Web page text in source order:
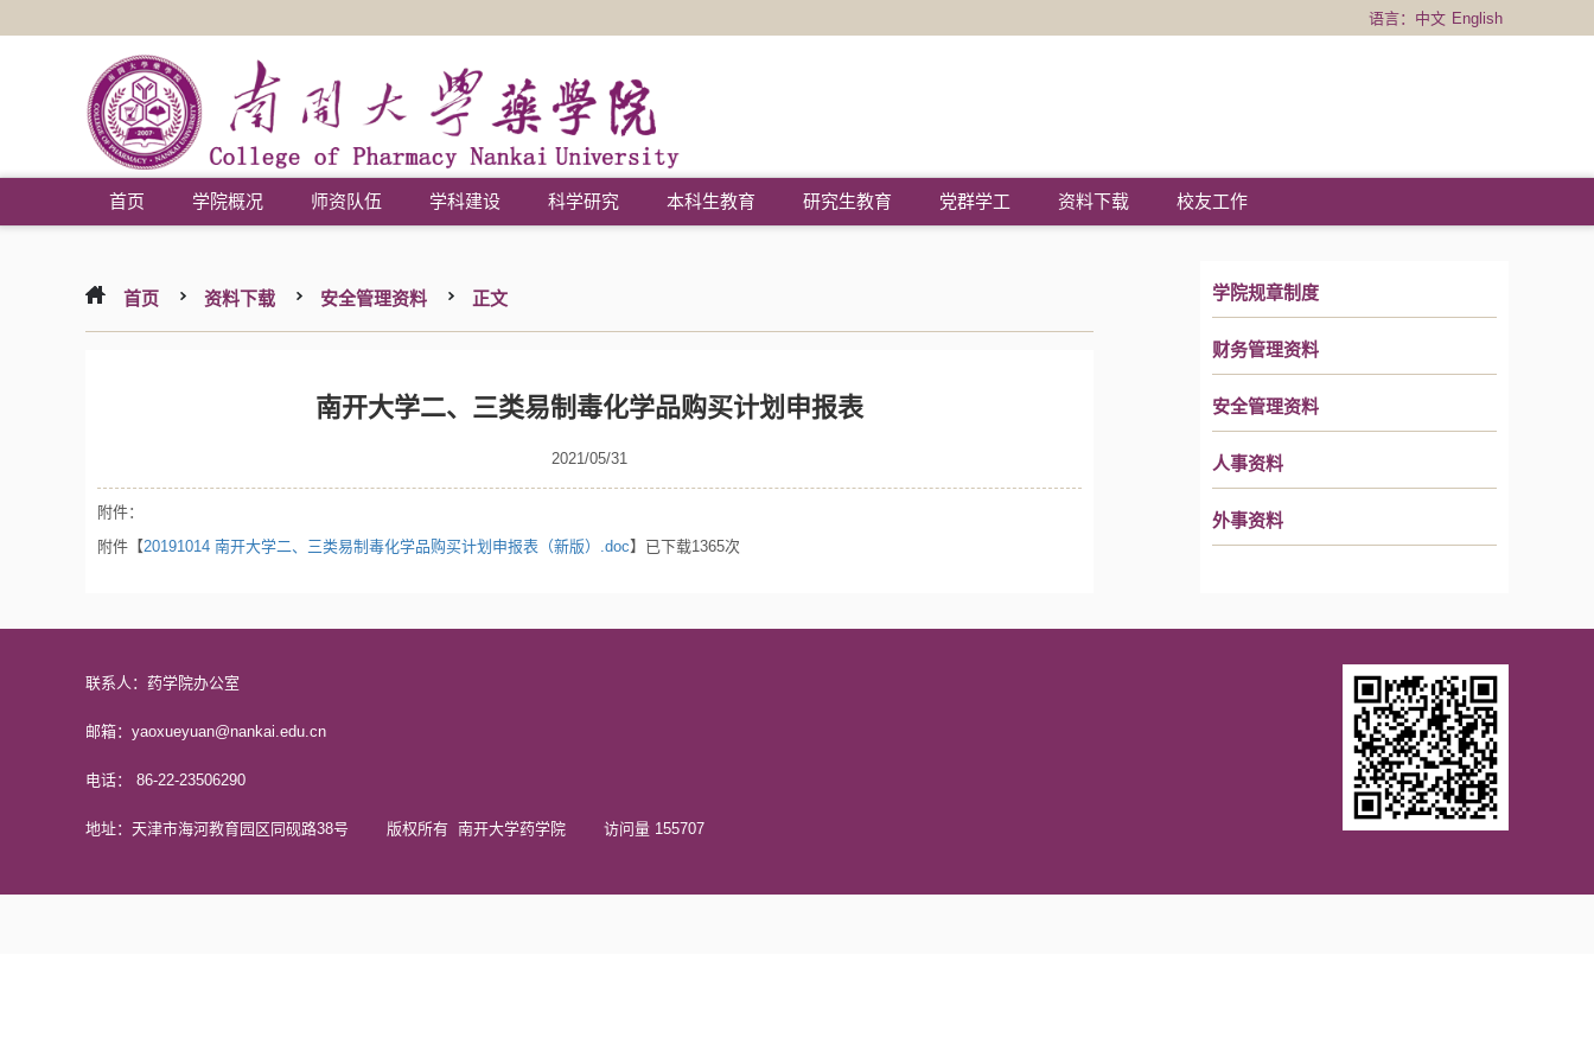
语言： 中文 English
首页 学院概况 师资队伍 学科建设 科学研究 本科生教育 研究生教育 党群学工 资料下载 校友工作
首页 资料下载 安全管理资料 正文
南开大学二、三类易制毒化学品购买计划申报表
2021/05/31
附件：
附件【20191014 南开大学二、三类易制毒化学品购买计划申报表（新版）.doc】已下载1365次
学院规章制度
财务管理资料
安全管理资料
人事资料
外事资料
联系人：药学院办公室
邮箱：yaoxueyuan@nankai.edu.cn
电话： 86-22-23506290
地址：天津市海河教育园区同砚路38号 版权所有 南开大学药学院 访问量 155707